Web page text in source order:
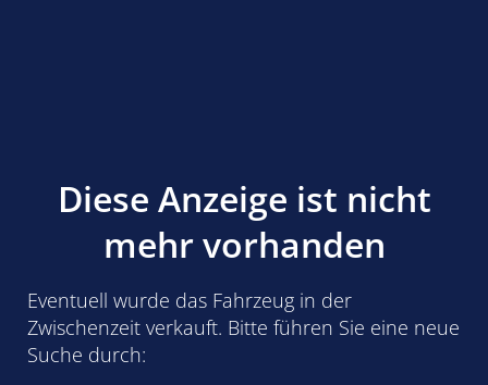
Diese Anzeige ist nicht
mehr vorhanden
Eventuell wurde das Fahrzeug in der
Zwischenzeit verkauft. Bitte führen Sie eine neue
Suche durch: